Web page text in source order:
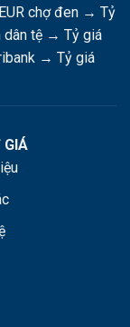
chợ đen → Tỷ
dân tệ → Tỷ giá
→ Tỷ giá
GIÁ